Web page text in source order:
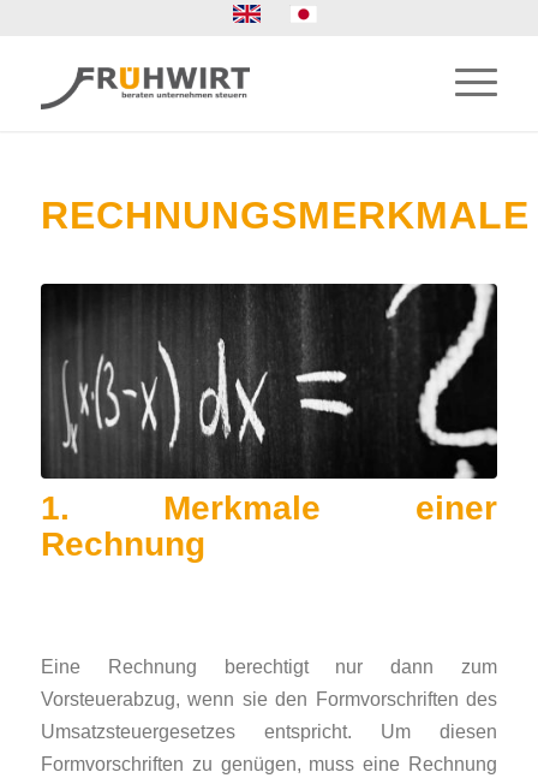
RECHNUNGSMERKMALE
1. Merkmale einer
Rechnung
Eine Rechnung berechtigt nur dann zum
Vorsteuerabzug, wenn sie den Formvorschriften des
Umsatzsteuergesetzes entspricht. Um diesen
Formvorschriften zu genügen, muss eine Rechnung